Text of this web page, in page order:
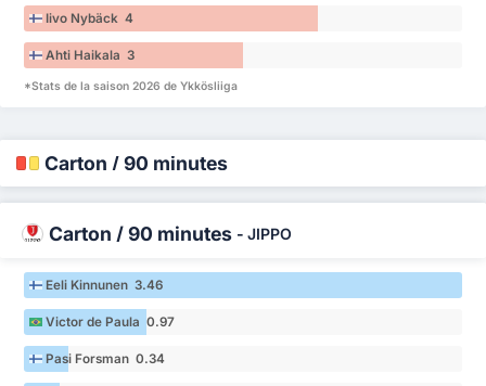
Iivo Nybäck 4
Ahti Haikala 3
*Stats de la saison 2026 de Ykkösliiga
Carton / 90 minutes
Carton / 90 minutes - JIPPO
Eeli Kinnunen 3.46
Victor de Paula 0.97
Pasi Forsman 0.34